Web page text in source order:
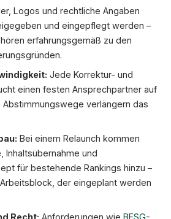
Logos und rechtliche Angaben
und eingepflegt werden –
erfahrungsgemäß zu den
Jede Korrektur- und
einen festen Ansprechpartner auf
Abstimmungswege verlängern das
Bei einem Relaunch kommen
Inhaltsübernahme und
für bestehende Rankings hinzu –
der eingeplant werden
Recht: Anforderungen wie BFSG-